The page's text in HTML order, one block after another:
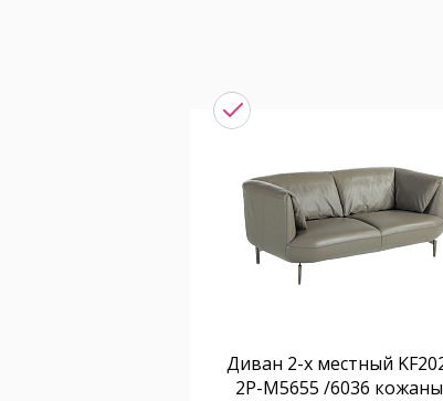
Диван 2-х местный
2P-M5655 /6036